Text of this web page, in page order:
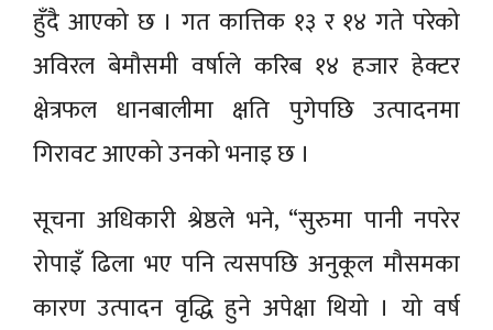
हुँदै आएको छ । गत कात्तिक १३ र १४ गते परेको
अविरल बेमौसमी वर्षाले करिब १४ हजार हेक्टर
क्षेत्रफल धानबालीमा क्षति पुगेपछि उत्पादनमा
गिरावट आएको उनको भनाइ छ ।
सूचना अधिकारी श्रेष्ठले भने, “सुरुमा पानी नपरेर
रोपाइँ ढिला भए पनि त्यसपछि अनुकूल मौसमका
कारण उत्पादन वृद्धि हुने अपेक्षा थियो । यो वर्ष